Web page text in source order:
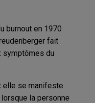
burnout en 1970
fait
symptômes du
elle se manifeste
la personne